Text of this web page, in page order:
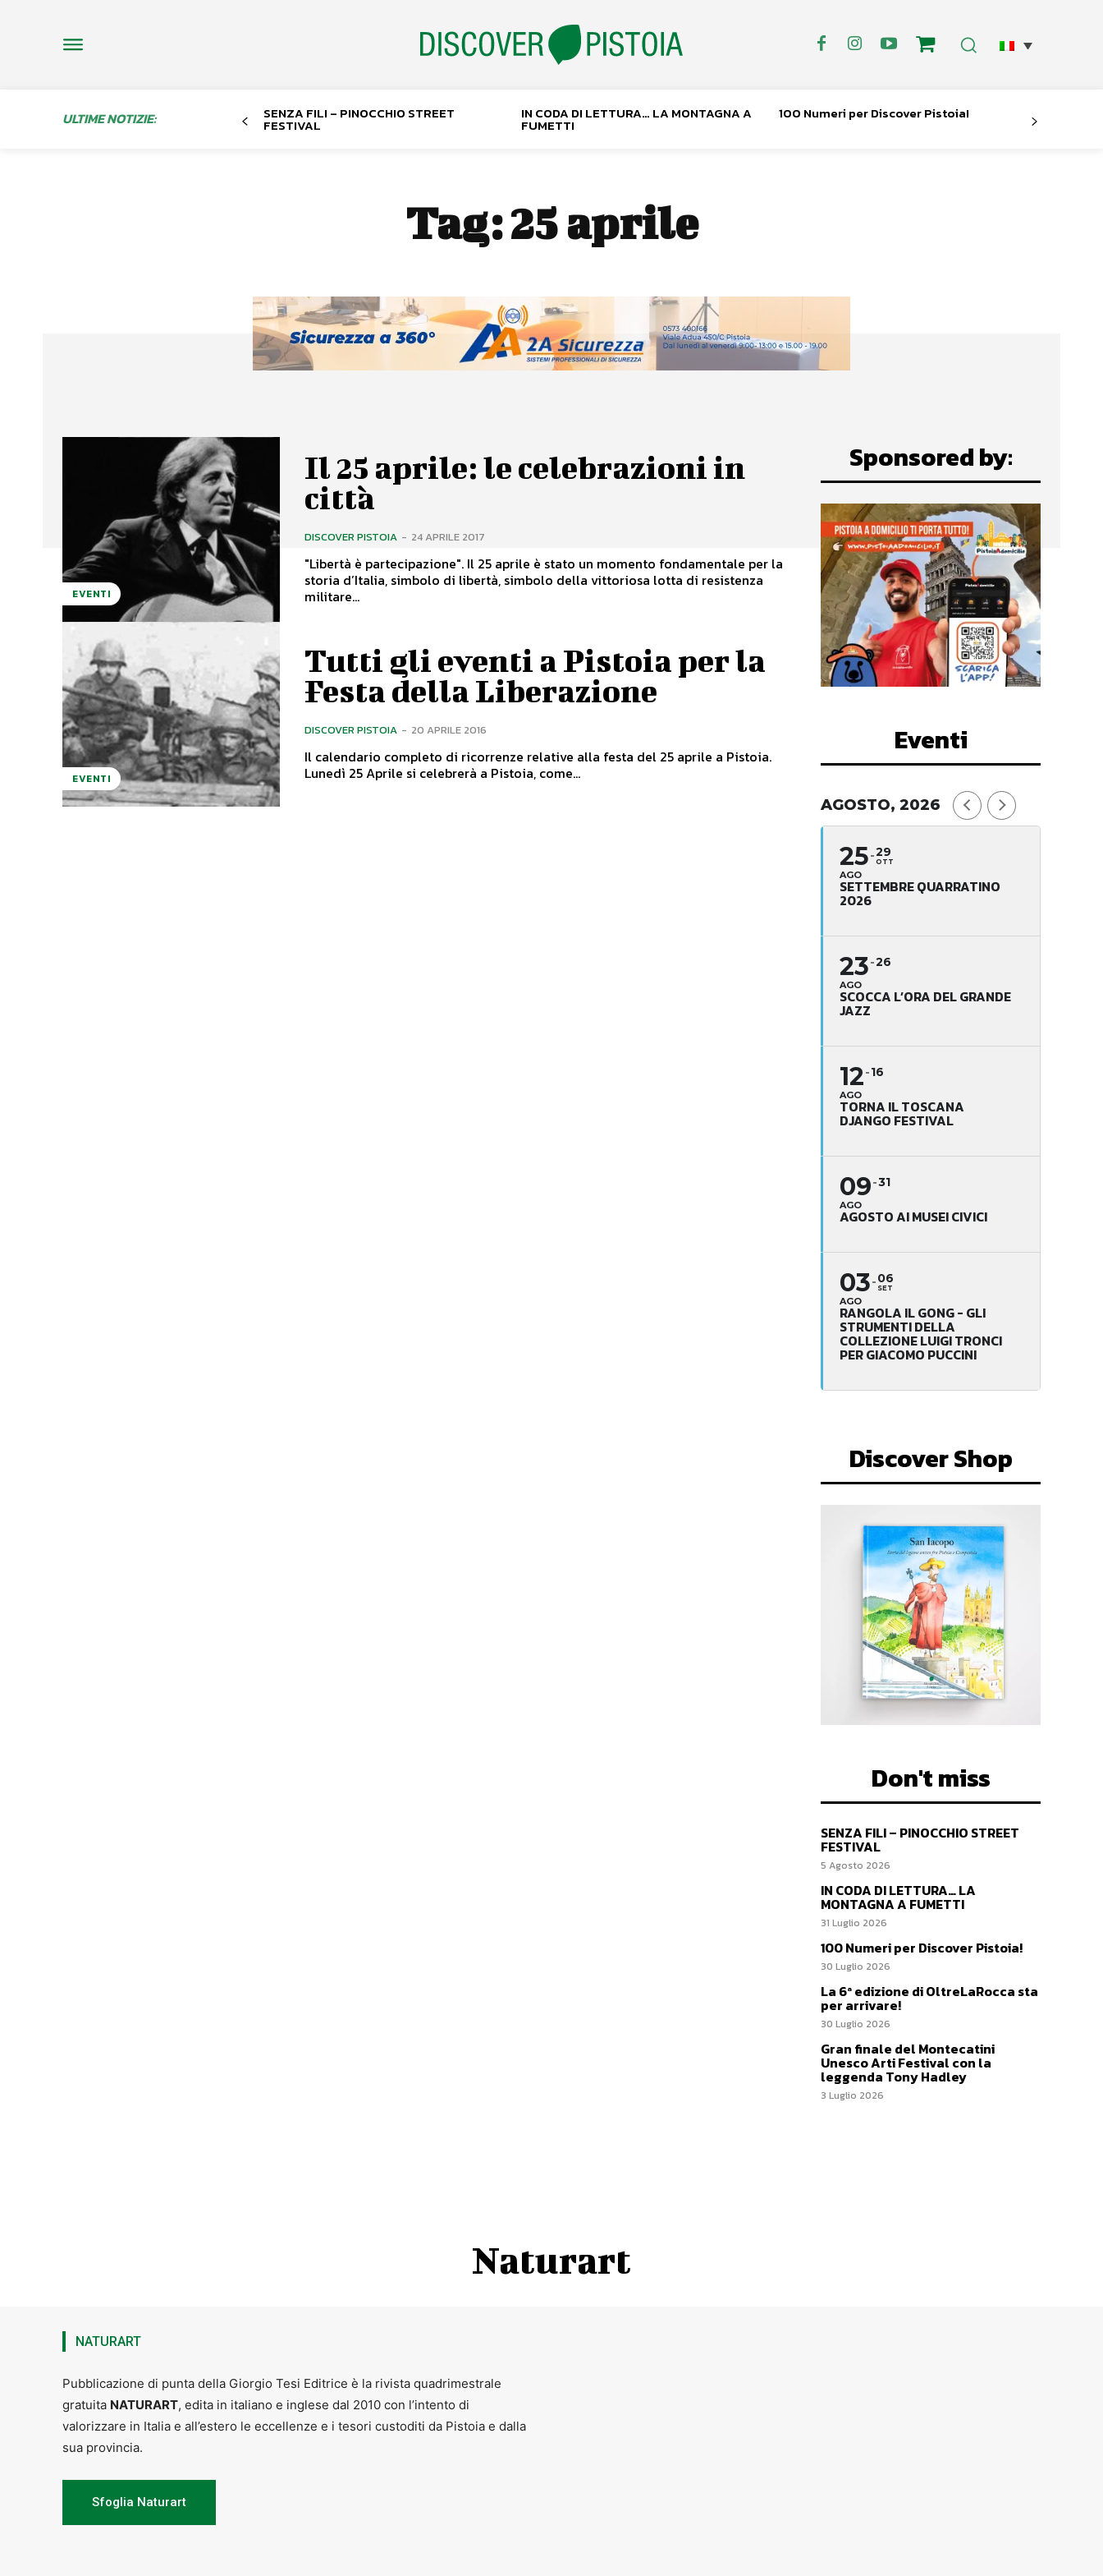
ULTIME NOTIZIE: SENZA FILI – PINOCCHIO STREET
FESTIVAL
IN CODA DI LETTURA… LA MONTAGNA A
FUMETTI
100 Numeri per Discover Pistoia!
Tag:25 aprile
EVENTI
Il 25 aprile: le celebrazioni in
città
DISCOVER PISTOIA - 24 APRILE 2017
"Libertà è partecipazione". Il 25 aprile è stato un momento fondamentale per la
storia d’Italia, simbolo di libertà, simbolo della vittoriosa lotta di resistenza
militare...
EVENTI
Tutti gli eventi a Pistoia per la
Festa della Liberazione
DISCOVER PISTOIA - 20 APRILE 2016
Il calendario completo di ricorrenze relative alla festa del 25 aprile a Pistoia.
Lunedì 25 Aprile si celebrerà a Pistoia, come...
Sponsored by:
Eventi
AGOSTO, 2026
25
AGO
29
OTT
SETTEMBRE QUARRATINO
2026
23
AGO
26
SCOCCA L’ORA DEL GRANDE
JAZZ
12
AGO
16
TORNA IL TOSCANA
DJANGO FESTIVAL
09
AGO
31
AGOSTO AI MUSEI CIVICI
03
AGO
06
SET
RANGOLA IL GONG - GLI
STRUMENTI DELLA
COLLEZIONE LUIGI TRONCI
PER GIACOMO PUCCINI
Discover Shop
Don't miss
SENZA FILI – PINOCCHIO STREET
FESTIVAL
5 Agosto 2026
IN CODA DI LETTURA… LA
MONTAGNA A FUMETTI
31 Luglio 2026
100 Numeri per Discover Pistoia!
30 Luglio 2026
La 6ª edizione di OltreLaRocca sta
per arrivare!
30 Luglio 2026
Gran finale del Montecatini
Unesco Arti Festival con la
leggenda Tony Hadley
3 Luglio 2026
Naturart
NATURART
Pubblicazione di punta della Giorgio Tesi Editrice è la rivista quadrimestrale
gratuita NATURART, edita in italiano e inglese dal 2010 con l’intento di
valorizzare in Italia e all’estero le eccellenze e i tesori custoditi da Pistoia e dalla
sua provincia.
Sfoglia Naturart